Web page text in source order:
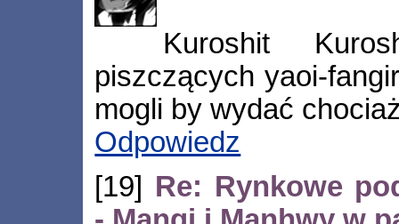
Kuroshit
piszczących yaoi-
mogli by wydać
Odpowiedz
[19] Re: Rynkowe